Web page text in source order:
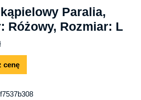
Paralia,
Różowy, Rozmiar: L
cenę